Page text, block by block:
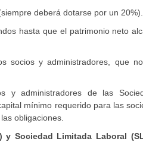
deberá dotarse por un 20%).
hasta que el patrimonio neto
socios y administradores, que
y administradores de las
mínimo requerido para las
obligaciones.
y Sociedad Limitada Laboral